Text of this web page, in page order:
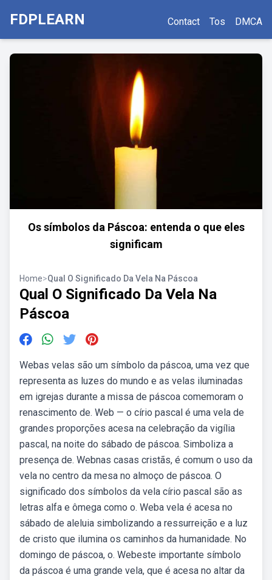
FDPLEARN Contact Tos DMCA
Os símbolos da Páscoa: entenda o que eles
significam
Home>Qual O Significado Da Vela Na Páscoa
Qual O Significado Da Vela Na
Páscoa
Webas velas são um símbolo da páscoa, uma vez que
representa as luzes do mundo e as velas iluminadas
em igrejas durante a missa de páscoa comemoram o
renascimento de. Web — o círio pascal é uma vela de
grandes proporções acesa na celebração da vigília
pascal, na noite do sábado de páscoa. Simboliza a
presença de. Webnas casas cristãs, é comum o uso da
vela no centro da mesa no almoço de páscoa. O
significado dos símbolos da vela círio pascal são as
letras alfa e ômega como o. Weba vela é acesa no
sábado de aleluia simbolizando a ressurreição e a luz
de cristo que ilumina os caminhos da humanidade. No
domingo de páscoa, o. Webeste importante símbolo
da páscoa é uma grande vela, que é acesa no altar da